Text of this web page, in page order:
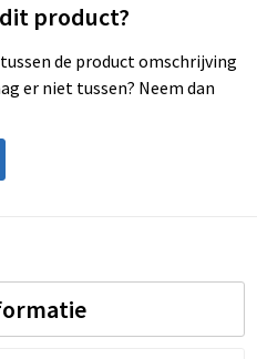
product?
de product omschrijving
er niet tussen? Neem dan